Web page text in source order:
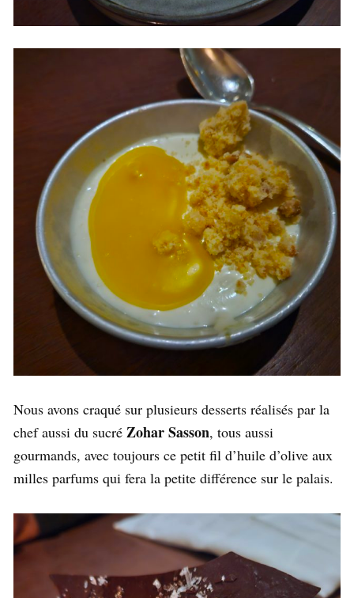
Nous avons craqué sur plusieurs desserts réalisés par la
chef aussi du sucré Zohar Sasson, tous aussi
gourmands, avec toujours ce petit fil d’huile d’olive aux
milles parfums qui fera la petite différence sur le palais.